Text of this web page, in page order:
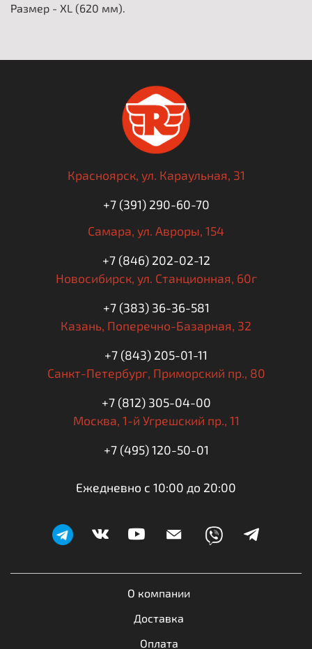
Размер - XL (620 мм).
О компании
Доставка
Оплата
Красноярск, ул. Караульная, 31
+7 (391) 290-60-70
Самара, ул. Авроры, 154
+7 (846) 202-02-12
Новосибирск, ул. Станционная, 60г
+7 (383) 36-36-581
Казань, Поперечно-Базарная, 32
+7 (843) 205-01-11
Санкт-Петербург, Приморский пр., 80
+7 (812) 305-04-00
Москва, 1-й Угрешский пр., 11
+7 (495) 120-50-01
Ежедневно с 10:00 до 20:00